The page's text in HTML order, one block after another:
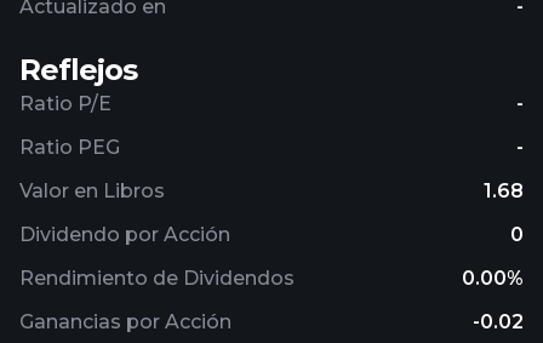
Actualizado en
-
Reflejos
Ratio P/E
-
Ratio PEG
-
Valor en Libros
1.68
Dividendo por Acción
0
Rendimiento de Dividendos
0.00%
Ganancias por Acción
-0.02